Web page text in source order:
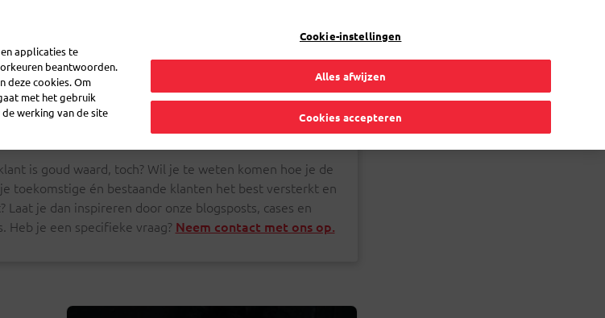
Zakelijk
Logistiek FAQ eShop
is goud waard, toch? Wil je te weten komen hoe je de
toekomstige én bestaande klanten het best versterkt en
Laat je dan inspireren door onze blogsposts, cases en
Heb je een specifieke vraag? Neem contact met ons op.
applicaties te
beantwoorden.
deze cookies. Om
met het gebruik
werking van de site
Cookie-instellingen
Alles afwijzen
Cookies accepteren